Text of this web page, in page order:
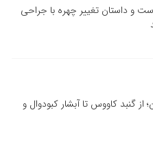
و داستان تغییر چهره با جراحی
از گنبد کاووس تا آبشار کبودوال و